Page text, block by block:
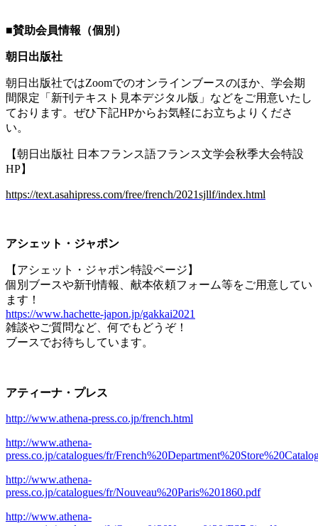
■賛助会員情報（個別）
朝日出版社
朝日出版社ではZoomでのオンラインブースのほか、学会期
間限定「新刊テキスト見本デジタル版」などをご用意いたし
ております。ぜひ下記HPからお気軽にお立ちよりくださ
い。
【朝日出版社 日本フランス語フランス文学会秋季大会特設
HP】
https://text.asahipress.com/free/french/2021sjllf/index.html
アシェット・ジャポン
【アシェット・ジャポン特設ページ】
個別ブースや新刊情報、献本依頼フォーム等をご用意してい
ます！
https://www.hachette-japon.jp/gakkai2021
雑談やご質問など、何でもどうぞ！
ブースでお待ちしています。
アティーナ・プレス
http://www.athena-press.co.jp/french.html
http://www.athena-
press.co.jp/catalogues/fr/
http://www.athena-
press.co.jp/catalogues/fr/Nouveau%20Paris%201860.pdf
http://www.athena-